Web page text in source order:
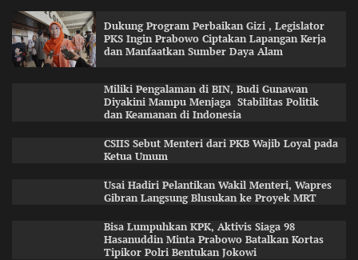
Dukung Program Perbaikan Gizi , Legislator
PKS Ingin Prabowo Ciptakan Lapangan Kerja
dan Manfaatkan Sumber Daya Alam
Miliki Pengalaman di BIN, Budi Gunawan
Diyakini Mampu Menjaga Stabilitas Politik
dan Keamanan di Indonesia
CSIIS Sebut Menteri dari PKB Wajib Loyal pada
Ketua Umum
Usai Hadiri Pelantikan Wakil Menteri, Wapres
Gibran Langsung Blusukan ke Proyek MRT
Bisa Lumpuhkan KPK, Aktivis Siaga 98
Hasanuddin Minta Prabowo Batalkan Kortas
Tipikor Polri Bentukan Jokowi